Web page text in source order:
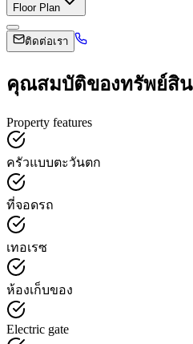
Floor Plan
ติดต่อเรา
คุณสมบัติของทรัพย์สิน
Property features
ครัวแบบตะวันตก
ที่จอดรถ
เทอเรซ
ห้องเก็บของ
Electric gate